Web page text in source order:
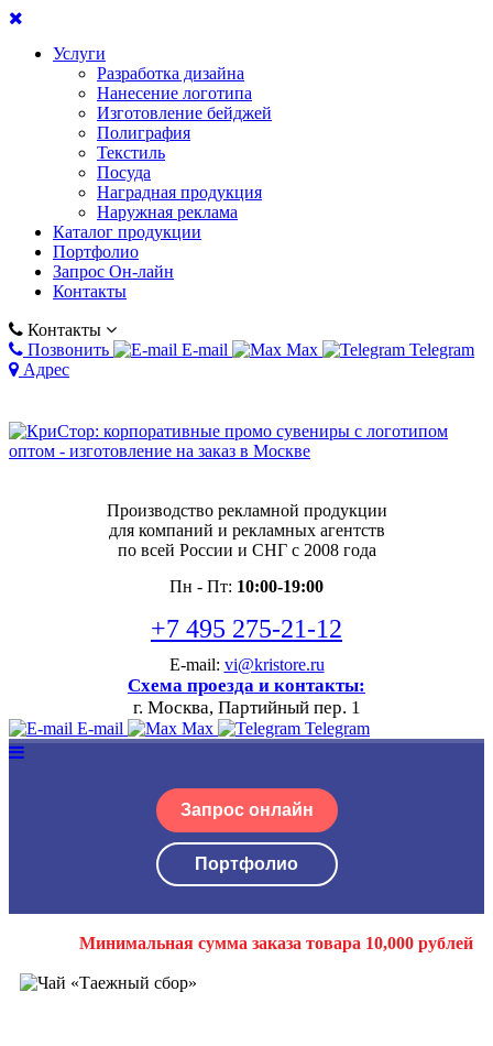
Услуги
Разработка дизайна
Нанесение логотипа
Изготовление бейджей
Полиграфия
Текстиль
Посуда
Наградная продукция
Наружная реклама
Каталог продукции
Портфолио
Запрос Он-лайн
Контакты
Контакты
Позвонить
E-mail Max
Telegram
Адрес
Производство рекламной продукции
для компаний и рекламных агентств
по всей России и СНГ с 2008 года
Пн - Пт: 10:00-19:00
+7 495 275-21-12
E-mail: vi@kristore.ru
Схема проезда и контакты:
г. Москва, Партийный пер. 1
E-mail Max Telegram
Запрос онлайн
Портфолио
Минимальная сумма заказа товара 10,000 рублей